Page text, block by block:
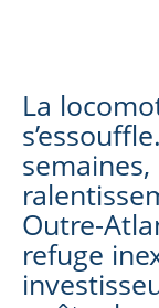
La
Outre-
refuge